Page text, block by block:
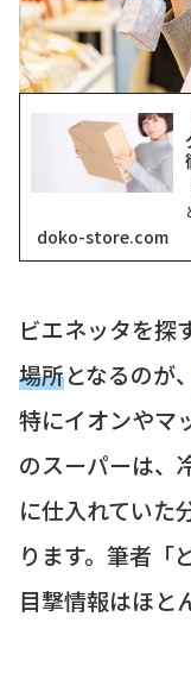
doko-store.com
ビエネッタを探
場所となるのが、
特にイオンやマ
のスーパーは、
に仕入れていた分
ります。筆者「
目撃情報はほと